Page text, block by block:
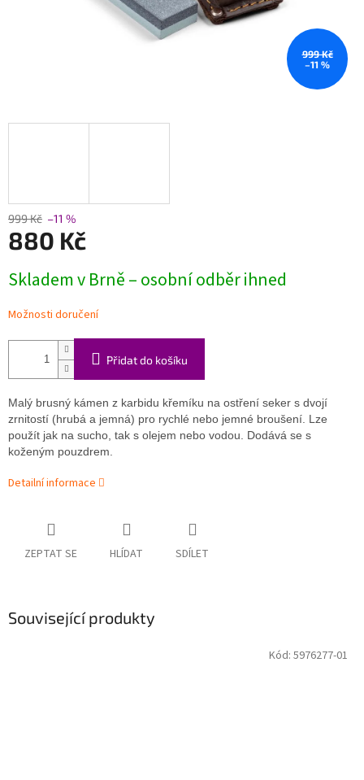
999 Kč
–11 %
999 Kč –11 %
880 Kč
cena:
Skladem v Brně – osobní odběr ihned
Možnosti doručení
Přidat do košíku
Malý brusný kámen z karbidu křemíku na ostření seker s dvojí
zrnitostí (hrubá a jemná) pro rychlé nebo jemné broušení. Lze
použít jak na sucho, tak s olejem nebo vodou. Dodává se s
koženým pouzdrem.
Detailní informace
ZEPTAT SE HLÍDAT SDÍLET
Související produkty
Kód: 5976277-01